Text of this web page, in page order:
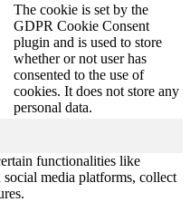
The cookie is set by the
GDPR Cookie Consent
plugin and is used to store
whether or not user has
consented to the use of
cookies. It does not store any
personal data.
functionalities like
media platforms, collect